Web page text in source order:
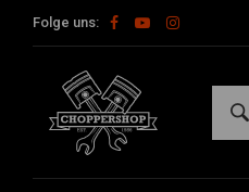
Folge uns:
Tanks